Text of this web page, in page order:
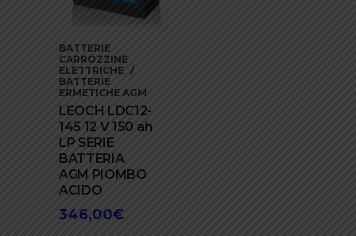
BATTERIE
CARROZZINE
ELETTRICHE
BATTERIE
ERMETICHE AGM
LEOCH LDC12-
145 12 V 150 ah
LP SERIE
BATTERIA
AGM PIOMBO
ACIDO
346,00€